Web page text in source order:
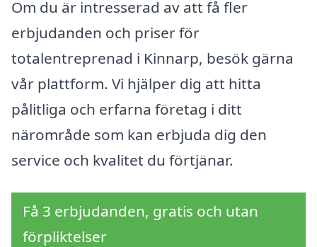
Om du är intresserad av att få fler
erbjudanden och priser för
totalentreprenad i Kinnarp, besök gärna
vår plattform. Vi hjälper dig att hitta
pålitliga och erfarna företag i ditt
närområde som kan erbjuda dig den
service och kvalitet du förtjänar.
Få 3 erbjudanden, gratis och utan
förpliktelser